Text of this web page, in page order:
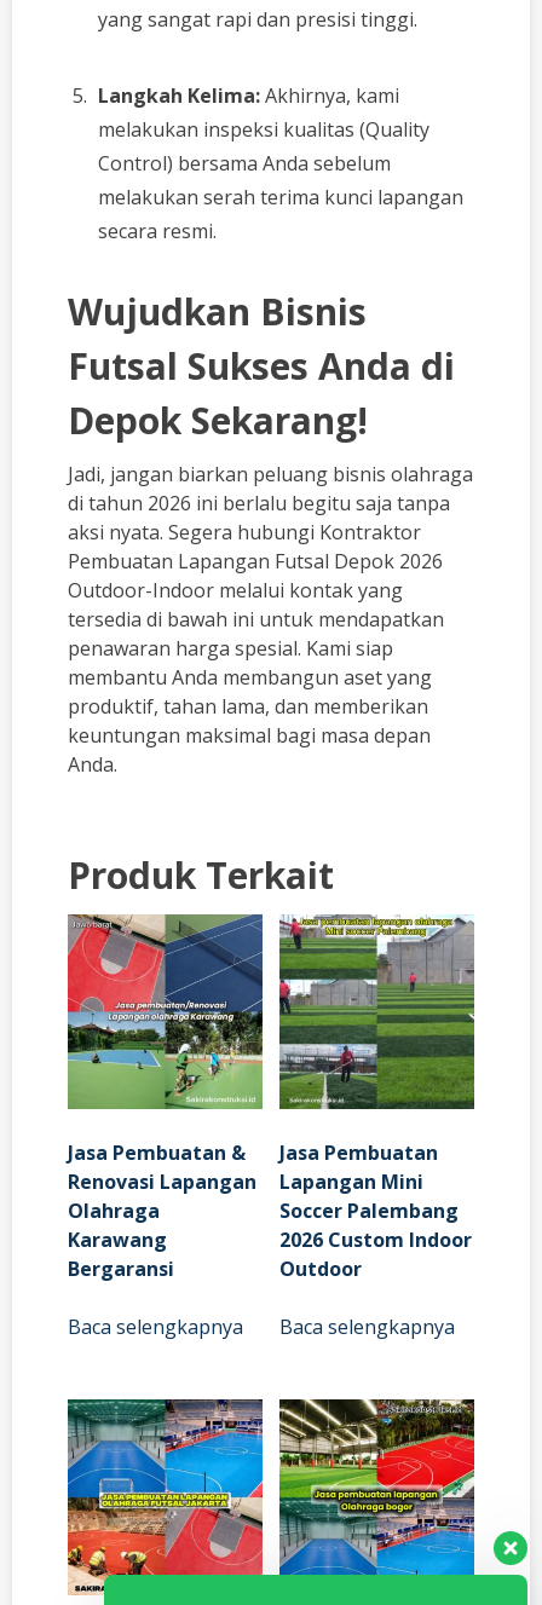
yang sangat rapi dan presisi tinggi.
Langkah Kelima:Akhirnya, kami
melakukan inspeksi kualitas (Quality
Control) bersama Anda sebelum
melakukan serah terima kunci lapangan
secara resmi.
Wujudkan Bisnis
Futsal Sukses Anda di
Depok Sekarang!
Jadi, jangan biarkan peluang bisnis olahraga
di tahun 2026 ini berlalu begitu saja tanpa
aksi nyata. Segera hubungi Kontraktor
Pembuatan Lapangan Futsal Depok 2026
Outdoor-Indoor melalui kontak yang
tersedia di bawah ini untuk mendapatkan
penawaran harga spesial. Kami siap
membantu Anda membangun aset yang
produktif, tahan lama, dan memberikan
keuntungan maksimal bagi masa depan
Anda.
Produk Terkait
Jasa Pembuatan &
Renovasi Lapangan
Olahraga
Karawang
Bergaransi
Baca selengkapnya
Jasa Pembuatan
Lapangan Mini
Soccer Palembang
2026 Custom Indoor
Outdoor
Baca selengkapnya